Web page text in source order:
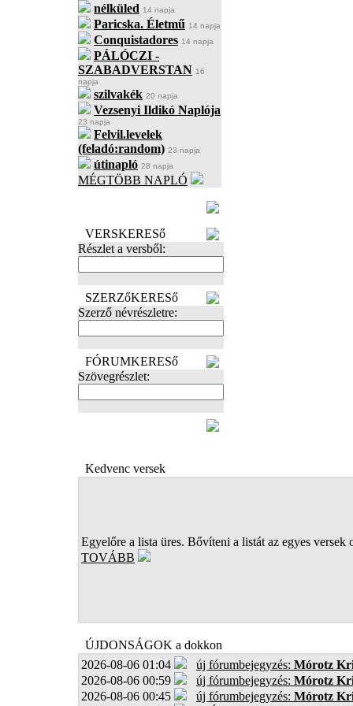
nélküled 14 napja
Paricska. Életmű 14 napja
Conquistadores 14 napja
PÁLÓCZI -
SZABADVERSTAN 16
napja
szilvakék 20 napja
Vezsenyi Ildikó Naplója
23 napja
Felvil.levelek
(feladó:random) 23 napja
útinapló 28 napja
MÉGTÖBB NAPLÓ
VERSKERESő
Részlet a versből:
SZERZőKERESő
Szerző névrészletre:
FÓRUMKERESő
Szövegrészlet:
Kedvenc versek
Egyelőre a lista üres. Bővíteni a listát az egyes versek
TOVÁBB
ÚJDONSÁGOK a dokkon
2026-08-06 01:04
új fórumbejegyzés: Mórotz
2026-08-06 00:59
új fórumbejegyzés: Mórotz
2026-08-06 00:45
új fórumbejegyzés: Mórotz